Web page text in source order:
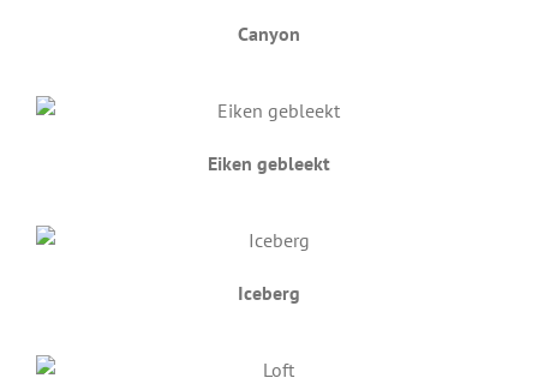
Canyon
Eiken gebleekt
Iceberg